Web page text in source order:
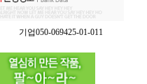
기업050-069425-01-011